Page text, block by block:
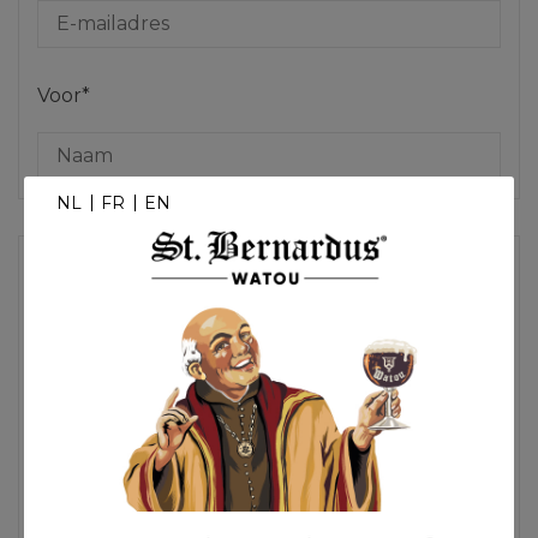
Voor*
3. Schrijf een persoonlijk bericht
NL FR EN